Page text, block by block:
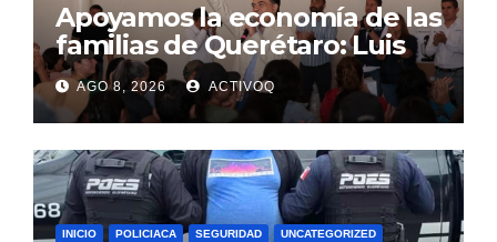
Apoyamos la economía de las
familias de Querétaro: Luis
Nava
AGO 8, 2026 ACTIVOQ
INICIO POLICIACA SEGURIDAD UNCATEGORIZED